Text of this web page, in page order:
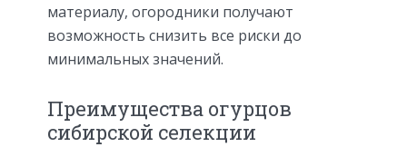
материалу, огородники получают
возможность снизить все риски до
минимальных значений.
Преимущества огурцов
сибирской селекции